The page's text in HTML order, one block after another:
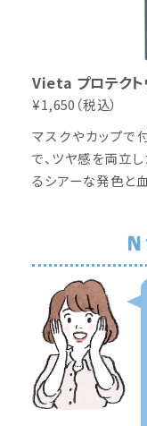
Vieta プロテクト
¥1,650（税込）
マスクやカップで
で、ツヤ感を両立
るシアーな発色と